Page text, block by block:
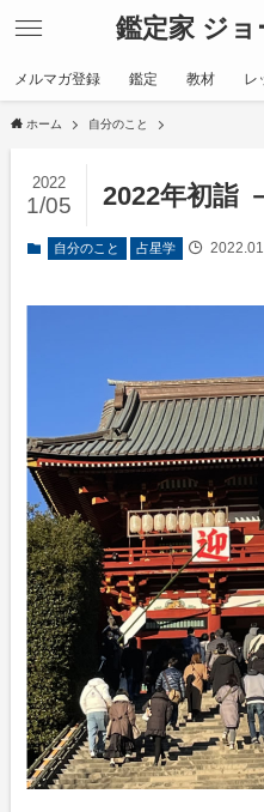
鑑定家 ジ
メルマガ登録 鑑定 教材 レ
ホーム 自分のこと
2022年初詣
2022
1/05
自分のこと 占星学